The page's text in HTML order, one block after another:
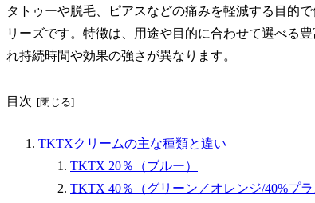
タトゥーや脱毛、ピアスなどの痛みを軽減する目的で
リーズです。特徴は、用途や目的に合わせて選べる
れ持続時間や効果の強さが異なります。
目次
TKTXクリームの主な種類と違い
TKTX 20％（ブルー）
TKTX 40％（グリーン／オレンジ/40%プラ